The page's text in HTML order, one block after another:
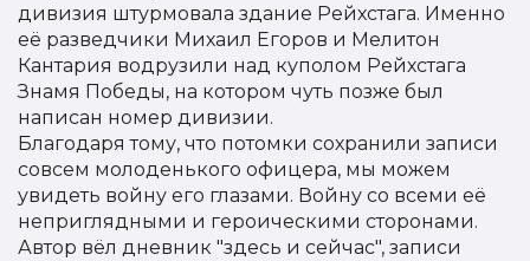
дивизия штурмовала здание Рейхстага. Именно
её разведчики Михаил Егоров и Мелитон
Кантария водрузили над куполом Рейхстага
Знамя Победы, на котором чуть позже был
написан номер дивизии.
Благодаря тому, что потомки сохранили записи
совсем молоденького офицера, мы можем
увидеть войну его глазами. Войну со всеми её
неприглядными и героическими сторонами.
Автор вёл дневник "здесь и сейчас", записи